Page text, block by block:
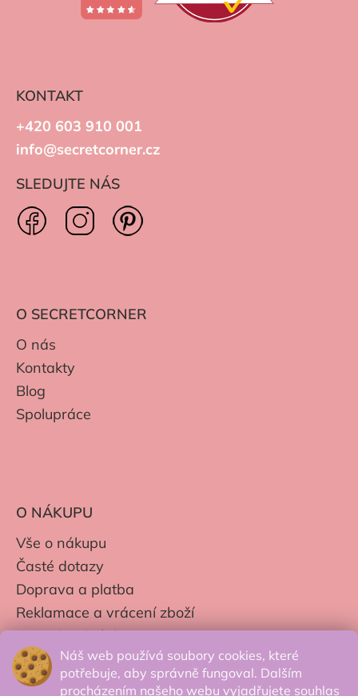
Náš web používá soubory cookies, které
potřebuje, aby správně fungoval. Dalším
procházením našeho webu vyjadřujete souhlas
KONTAKT
+420 603 910 001
info@secretcorner.cz
SLEDUJTE NÁS
O SECRETCORNER
O nás
Kontakty
Blog
Spolupráce
O NÁKUPU
Vše o nákupu
Časté dotazy
Doprava a platba
Reklamace a vrácení zboží
Moje objednávky
Obchodní podmínky
Zpracování os. údajů